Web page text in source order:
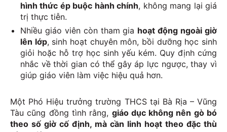
hình thức ép buộc hành chính, không mang lại giá
trị thực tiễn.
Nhiều giáo viên còn tham gia hoạt động ngoài giờ
lên lớp, sinh hoạt chuyên môn, bồi dưỡng học sinh
giỏi hoặc hỗ trợ học sinh yếu kém. Quy định cứng
nhắc về thời gian có thể gây áp lực ngược, thay vì
giúp giáo viên làm việc hiệu quả hơn.
Một Phó Hiệu trưởng trường THCS tại Bà Rịa – Vũng
Tàu cũng đồng tình rằng, giáo dục không nên gò bó
theo số giờ cố định, mà cần linh hoạt theo đặc thù